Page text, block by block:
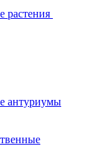
растения
антуриумы